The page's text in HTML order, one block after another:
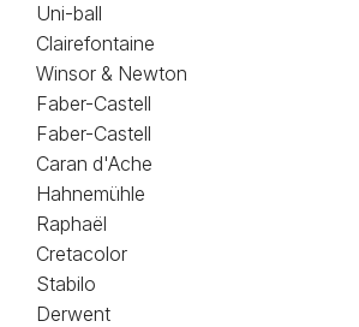
Uni-ball
Clairefontaine
Winsor & Newton
Faber-Castell
Faber-Castell
Caran d'Ache
Hahnemühle
Raphaël
Cretacolor
Stabilo
Derwent